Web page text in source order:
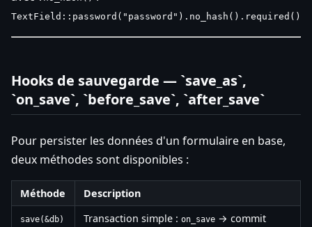
TextField::password("password").no_hash().required()
Hooks de sauvegarde — `save_as`,
`on_save`, `before_save`, `after_save`
Pour persister les données d'un formulaire en base,
deux méthodes sont disponibles :
Méthode Description
save(&db) Transaction simple : on_save → commit